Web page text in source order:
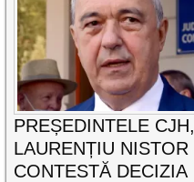
PREȘEDINTELE CJH,
LAURENȚIU NISTOR
CONTESTĂ DECIZIA